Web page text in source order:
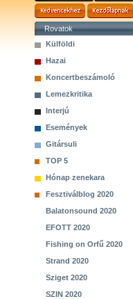
Rovatok
Külföldi
Hazai
Koncertbeszámoló
Lemezkritika
Interjú
Események
Gitársuli
TOP 5
Hónap zenekara
Fesztiválblog 2020
Balatonsound 2020
EFOTT 2020
Fishing on Orfű 2020
Strand 2020
Sziget 2020
SZIN 2020